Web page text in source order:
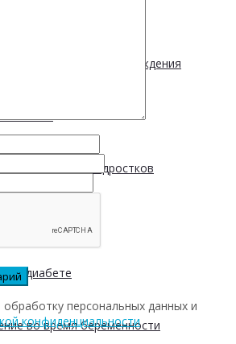
здоровья и предупреждения
веса
привычки подростков
курения
о диабете
во время беременности
обработку персональных данных и
конфиденциальности